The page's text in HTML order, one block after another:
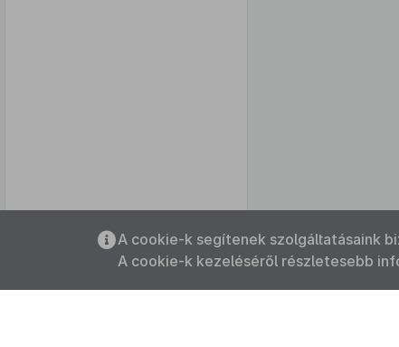
Az oldalmenübe visszatéréshez
ALT + S billentyűket.
A cookie-k segítenek szolgáltatásaink
A cookie-k kezeléséről részletesebb